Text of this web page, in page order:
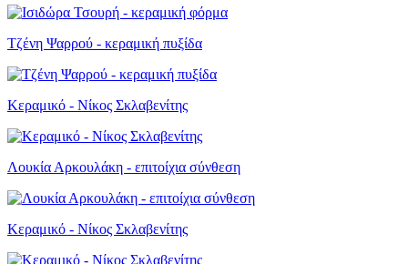
Τζένη Ψαρρού - κεραμική πυξίδα
Κεραμικό - Νίκος Σκλαβενίτης
Λουκία Αρκουλάκη - επιτοίχια σύνθεση
Κεραμικό - Νίκος Σκλαβενίτης